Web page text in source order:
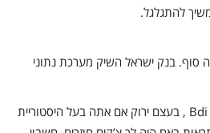
להתגלגל.
שם לזה סוף. בנק ישראל השיק מערכת נתוני
לפני כן, היה דירוג אשראי על פי Bdi , בעצם ירוק אם אתה בעל היסטוריית